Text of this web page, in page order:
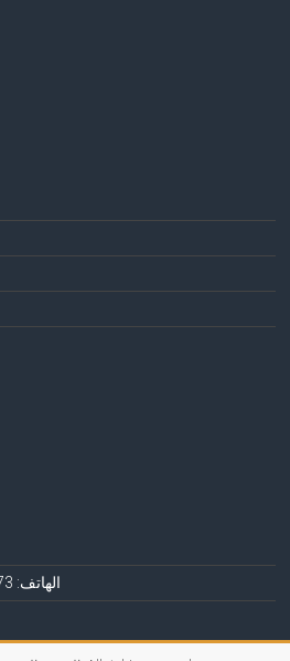
الهاتف: 971552067 3+971552067346